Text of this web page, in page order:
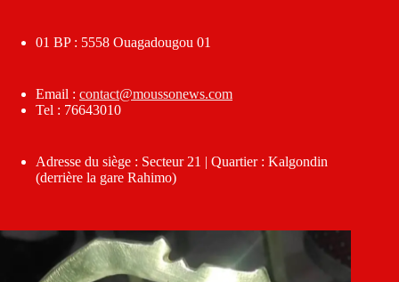
01 BP : 5558 Ouagadougou 01
Email : contact@moussonews.com
Tel : 76643010
Adresse du siège : Secteur 21 | Quartier : Kalgondin
(derrière la gare Rahimo)